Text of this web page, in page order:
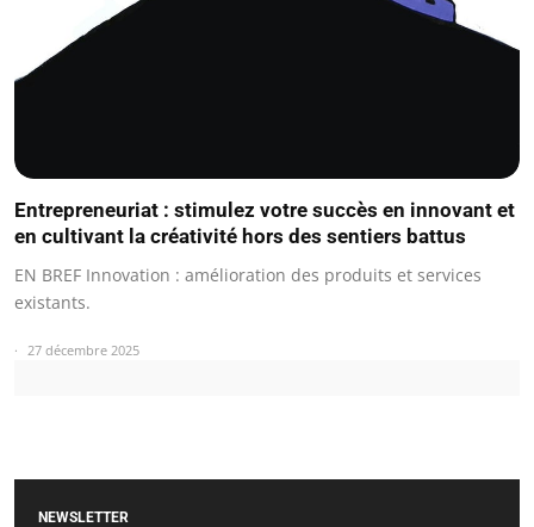
Entrepreneuriat : stimulez votre succès en innovant et
en cultivant la créativité hors des sentiers battus
EN BREF Innovation : amélioration des produits et services
existants.
27 décembre 2025
NEWSLETTER